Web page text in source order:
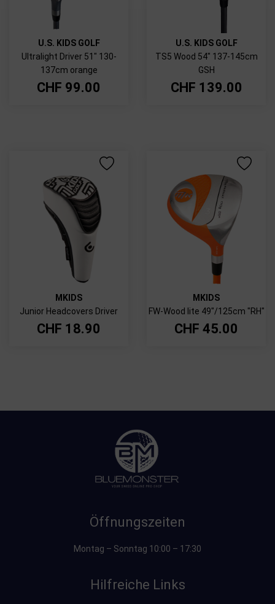
U.S. KIDS GOLF
Ultralight Driver 51" 130-
137cm orange
CHF 99.00
U.S. KIDS GOLF
TS5 Wood 54" 137-145cm
GSH
CHF 139.00
MKIDS
Junior Headcovers Driver
CHF 18.90
MKIDS
FW-Wood lite 49"/125cm "RH"
CHF 45.00
Öffnungszeiten
Montag – Sonntag 10:00 – 17:30
Hilfreiche Links